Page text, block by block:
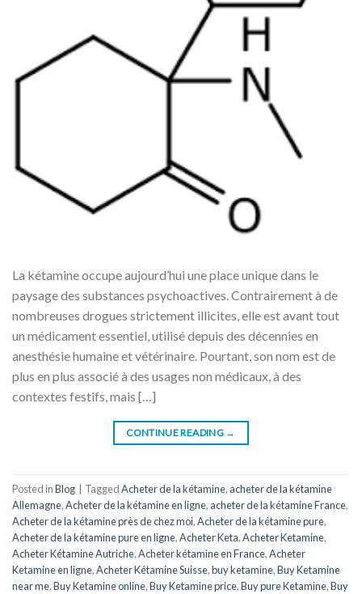
La kétamine occupe aujourd’hui une place unique dans le
paysage des substances psychoactives. Contrairement à de
nombreuses drogues strictement illicites, elle est avant tout
un médicament essentiel, utilisé depuis des décennies en
anesthésie humaine et vétérinaire. Pourtant, son nom est de
plus en plus associé à des usages non médicaux, à des
contextes festifs, mais […]
CONTINUE READING →
Posted inBlog TaggedAcheter de la kétamine, acheter de la kétamine
Allemagne,Acheter de la kétamine en ligne, acheter de la kétamine France,
Acheter de la kétamine près de chez moi,Acheter de la kétamine pure,
Acheter de la kétamine pure en ligne,Acheter Keta,Acheter Ketamine,
Acheter Kétamine Autriche,Acheter kétamine en France,Acheter
Ketamine en ligne,Acheter Kétamine Suisse,buy ketamine,Buy Ketamine
near me,Buy Ketamine online,Buy Ketamine price,Buy pure Ketamine,Buy